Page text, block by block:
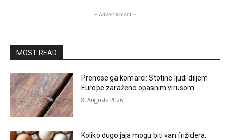
- Advertisment -
MOST READ
Prenose ga komarci: Stotine ljudi diljem
Europe zaraženo opasnim virusom
8. Augusta 2026.
Koliko dugo jaja mogu biti van frižidera: